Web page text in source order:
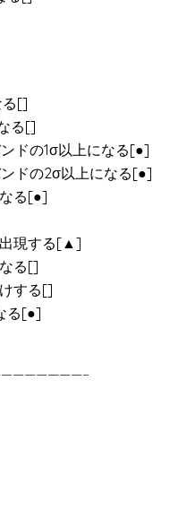
る[]
る[]
ドの1σ以上になる[●]
ドの2σ以上になる[●]
る[●]
出現する[▲]
る[]
する[]
る[●]